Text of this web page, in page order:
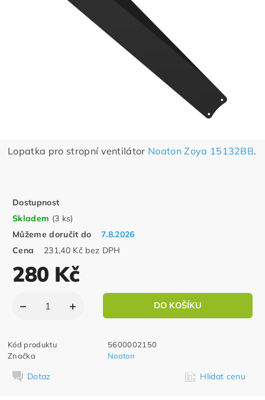
Lopatka pro stropní ventilátor Noaton Zoya 15132BB.
Dostupnost
Skladem (3 ks)
Můžeme doručit do
7.8.2026
Cena
231,40 Kč bez DPH
280 Kč
Kód produktu
5600002150
Značka
Noaton
Dotaz Hlídat cenu